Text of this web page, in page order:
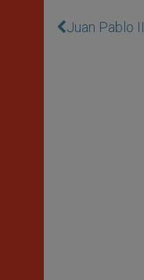
Juan Pablo